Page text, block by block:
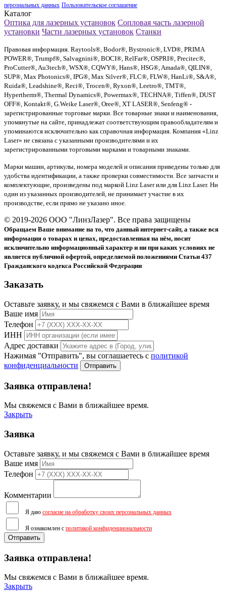
персональных данных Пользовательское соглашение
Каталог
Оптика для лазерных установок Сопловая часть лазерной
установки Части лазерных установок Станки
Правовая информация. Raytools®, Bodor®, Bystronic®, LVD®, PRIMA
POWER®, Trumpf®, Salvagnini®, BOCI®, RelFar®, OSPRI®, Precitec®,
ProCutter®, Au3tech®, WSX®, CQWY®, Hans®, HSG®, Amada®, QILIN®,
SUP®, Max Photonics®, IPG®, Max Silver®, FLC®, FLW®, HanLi®, S&A®,
Ruida®, Leadshine®, Reci®, Trocen®, Ryxon®, Leetro®, TMT®,
Hypertherm®, Thermal Dynamics®, Powermax®, TECHNA®, Tiffen®, DUST
OFF®, Kontakt®, G.Weike Laser®, Oree®, XT LASER®, Senfeng® -
зарегистрированные торговые марки. Все товарные знаки и наименования,
упомянутые на сайте, принадлежат соответствующим правообладателям и
упоминаются исключительно как справочная информация. Компания «Linz
Laser» не связана с указанными производителями и их
зарегистрированными торговыми марками и товарными знаками.
Марки машин, артикулы, номера моделей и описания приведены только для
удобства идентификации, а также проверки совместимости. Все запчасти и
комплектующие, произведены под маркой Linz Laser или для Linz Laser. Ни
один из указанных производителей, не принимает участие в их
производстве, если прямо не указано иное.
© 2019-2026 ООО "ЛинзЛазер". Все права защищены
Обращаем Ваше внимание на то, что данный интернет-сайт, а также вся
информация о товарах и ценах, предоставленная на нём, носит
исключительно информационный характер и ни при каких условиях не
является публичной офертой, определяемой положениями Статьи 437
Гражданского кодекса Российской Федерации
Заказать
Оставьте заявку, и мы свяжемся с Вами в ближайшее время
Ваше имя
Телефон
ИНН
Адрес доставки
Нажимая "Отправить", вы соглашаетесь с политикой
конфиденциальности
Отправить
Заявка отправлена!
Мы свяжемся с Вами в ближайшее время.
Закрыть
Заявка
Оставьте заявку, и мы свяжемся с Вами в ближайшее время
Ваше имя
Телефон
Комментарии
Я даю согласие на обработку своих персональных данных
Я ознакомлен с политикой конфиденциональности
Отправить
Заявка отправлена!
Мы свяжемся с Вами в ближайшее время.
Закрыть